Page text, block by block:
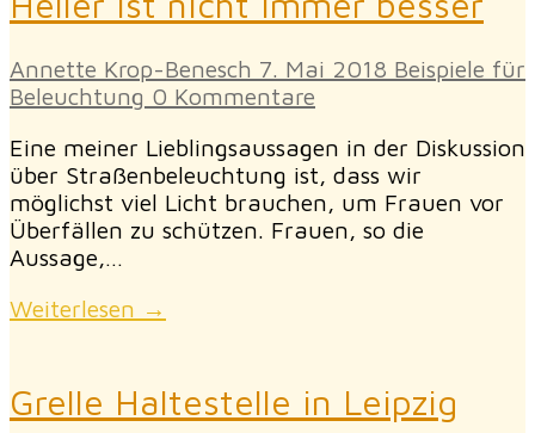
Annette Krop-Benesch 7. Mai 2018 Beispiele für
Beleuchtung 0 Kommentare
Eine meiner Lieblingsaussagen in der Diskussion
über Straßenbeleuchtung ist, dass wir
möglichst viel Licht brauchen, um Frauen vor
Überfällen zu schützen. Frauen, so die
Aussage,…
Weiterlesen →
Grelle Haltestelle in Leipzig